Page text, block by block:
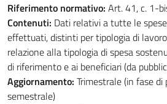
Riferimento normativo: Art. 41, c. 1-
Contenuti: Dati relativi a tutte le
effettuati, distinti per tipologia di
relazione alla tipologia di spesa
di riferimento e ai beneficiari (da
Aggiornamento: Trimestrale (in fase
semestrale)